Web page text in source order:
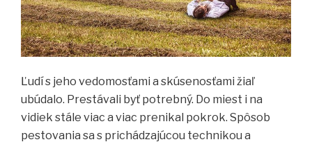
Ľudí s jeho vedomosťami a skúsenosťami žiaľ
ubúdalo. Prestávali byť potrebný. Do miest i na
vidiek stále viac a viac prenikal pokrok. Spôsob
pestovania sa s prichádzajúcou technikou a